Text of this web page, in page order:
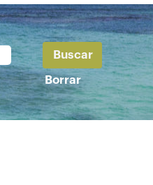
Borrar